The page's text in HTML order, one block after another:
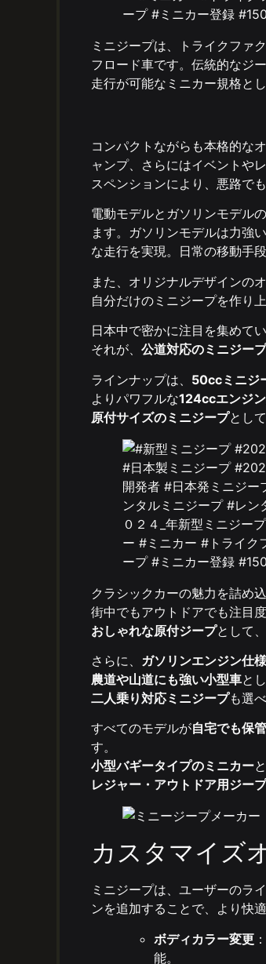
ミニジープは、トライクファ
フロード車です。伝統的なジ
走行が可能なミニカー規格と
コンパクトながらも本格的な
ャンプ、さらにはイベントや
スペンションにより、悪路で
電動モデルとガソリンモデル
ます。ガソリンモデルは力強
な走行を実現。日常の移動手
また、オリジナルデザインの
自分だけのミニジープを作り
日本中で密かに注目を集め
それが、 公道対応のミニジー
ラインナップは、 50ccミニジ
よりパワフルな124ccエンジ
原付サイズのミニジープとし
クラシックカーの魅力を詰め
街中でもアウトドアでも注目度
おしゃれな原付ジープとして
さらに、 ガソリンエンジン仕様
農道や山道にも強い小型車と
二人乗り対応ミニジープも選
すべてのモデルが自宅でも保
す。
小型バギータイプのミニカー
レジャー・アウトドア用ジー
カスタマイズ
ミニジープは、ユーザーのラ
ンを追加することで、より快
ボディカラー変更
能。